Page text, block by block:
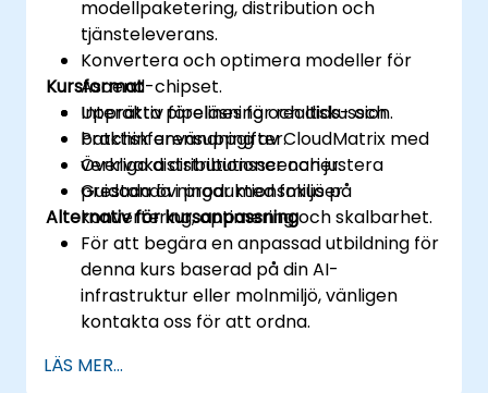
modellpaketering, distribution och
tjänsteleverans.
Konvertera och optimera modeller för
Ascend-chipset.
Upprätta pipelines för realtids- och
batchinferensuppgifter.
Övervaka distributioner och justera
prestanda i produktionsmiljöer.
Kursformat
Interaktiv föreläsning och diskussion.
Praktisk användning av CloudMatrix med
verkliga distributionsscenarier.
Guidada övningar med fokus på
konvertering, optimering och skalbarhet.
Alternativ för kursanpassning
För att begära en anpassad utbildning för
denna kurs baserad på din AI-
infrastruktur eller molnmiljö, vänligen
kontakta oss för att ordna.
LÄS MER...